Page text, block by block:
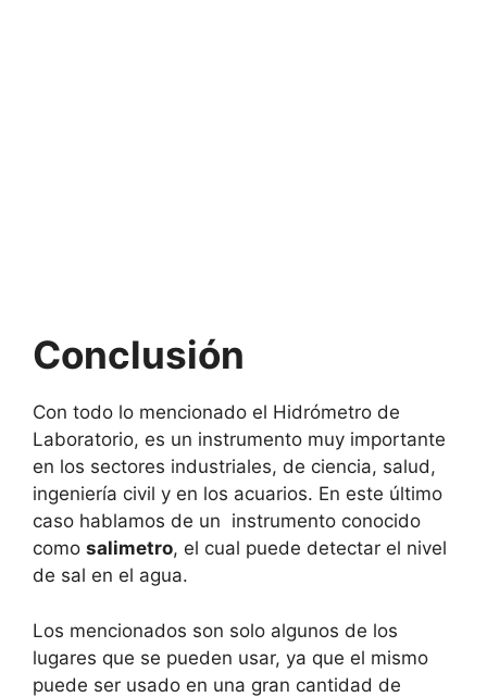
Conclusión
Con todo lo mencionado el Hidrómetro de
Laboratorio, es un instrumento muy importante
en los sectores industriales, de ciencia, salud,
ingeniería civil y en los acuarios. En este último
caso hablamos de un instrumento conocido
como salimetro, el cual puede detectar el nivel
de sal en el agua.
Los mencionados son solo algunos de los
lugares que se pueden usar, ya que el mismo
puede ser usado en una gran cantidad de